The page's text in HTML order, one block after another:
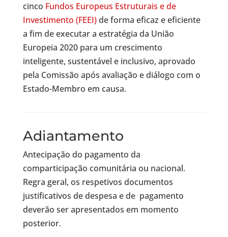
cinco Fundos Europeus Estruturais e de
Investimento (FEEI)de forma eficaz e eficiente
a fim de executar a estratégia da União
Europeia 2020 para um crescimento
inteligente, sustentável e inclusivo, aprovado
pela Comissão após avaliação e diálogo com o
Estado-Membro em causa.
Adiantamento
Antecipação do pagamento da
comparticipação comunitária ou nacional.
Regra geral, os respetivos documentos
justificativos de despesa e de pagamento
deverão ser apresentados em momento
posterior.